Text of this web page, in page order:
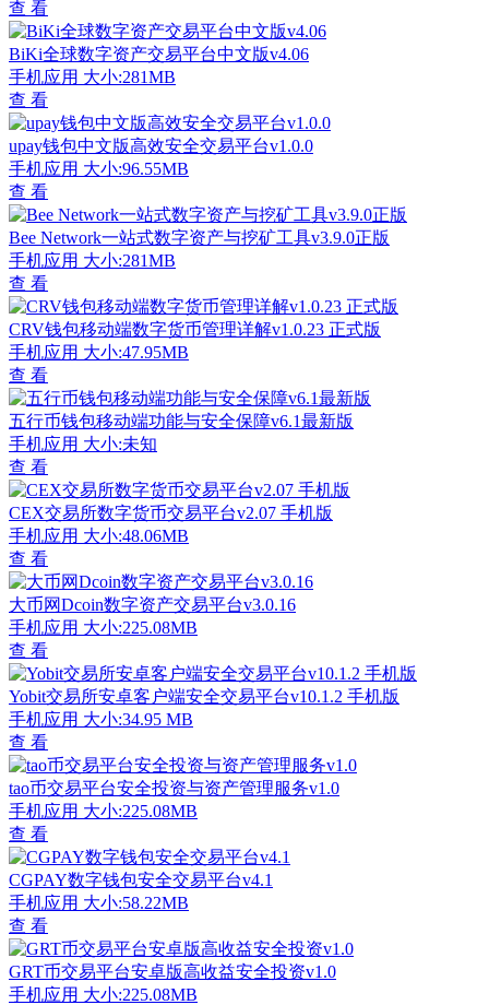
查 看
BiKi全球数字资产交易平台中文版v4.06
手机应用 大小:281MB
查 看
upay钱包中文版高效安全交易平台v1.0.0
手机应用 大小:96.55MB
查 看
Bee Network一站式数字资产与挖矿工具v3.9.0正版
手机应用 大小:281MB
查 看
CRV钱包移动端数字货币管理详解v1.0.23 正式版
手机应用 大小:47.95MB
查 看
五行币钱包移动端功能与安全保障v6.1最新版
手机应用 大小:未知
查 看
CEX交易所数字货币交易平台v2.07 手机版
手机应用 大小:48.06MB
查 看
大币网Dcoin数字资产交易平台v3.0.16
手机应用 大小:225.08MB
查 看
Yobit交易所安卓客户端安全交易平台v10.1.2 手机版
手机应用 大小:34.95 MB
查 看
tao币交易平台安全投资与资产管理服务v1.0
手机应用 大小:225.08MB
查 看
CGPAY数字钱包安全交易平台v4.1
手机应用 大小:58.22MB
查 看
GRT币交易平台安卓版高收益安全投资v1.0
手机应用 大小:225.08MB